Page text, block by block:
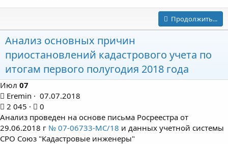
Продолжить...
Анализ основных причин
приостановлений кадастрового учета по
итогам первого полугодия 2018 года
Июл 07
Eremin
07.07.2018
2 045
0
Анализ проведен на основе письма Росреестра от
29.06.2018 г № 07-06733-МС/18 и данных учетной системы
СРО Союз "Кадастровые инженеры"